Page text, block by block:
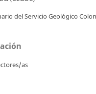
del Servicio Geológico
as